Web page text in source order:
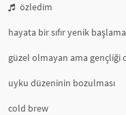
özledim
hayata bir sıfır yenik
güzel olmayan ama gençliği
uyku düzeninin bozulması
cold brew